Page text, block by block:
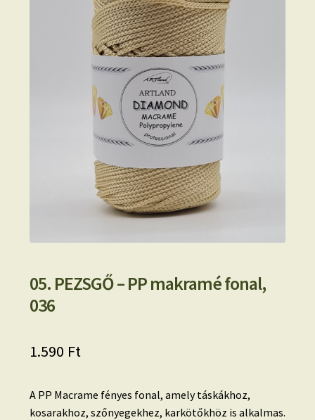
05. PEZSGŐ – PP makramé fonal,
036
1.590 Ft
A PP Macrame fényes fonal, amely táskákhoz,
kosarakhoz, szőnyegekhez, karkötőkhöz is alkalmas.